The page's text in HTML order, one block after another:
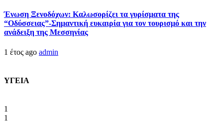
Ένωση Ξενοδόχων: Καλωσορίζει τα γυρίσματα της
“Οδύσσειας”-Σημαντική ευκαιρία για τον τουρισμό και την
ανάδειξη της Μεσσηνίας
1 έτος ago admin
ΥΓΕΙΑ
1
1